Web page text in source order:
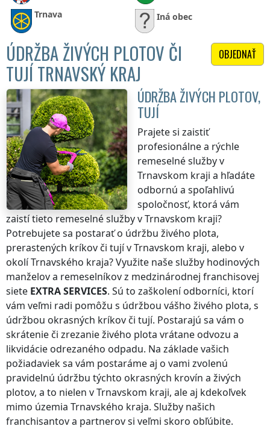
Trnava Iná obec
OBJEDNAŤ
ÚDRŽBA ŽIVÝCH PLOTOV ČI
TUJÍ TRNAVSKÝ KRAJ
ÚDRŽBA ŽIVÝCH PLOTOV,
TUJÍ
Prajete si zaistiť
profesionálne a rýchle
remeselné službyv
Trnavskom kraji a hľadáte
odbornú a spoľahlivú
spoločnosť, ktorá vám
zaistí tieto remeselné službyv Trnavskom kraji?
Potrebujete sa postarať o údržbu živého plota,
prerastených kríkov či tujív Trnavskom kraji, alebo v
okolíTrnavského kraja? Využite naše služby hodinových
manželov a remeselníkov z medzinárodnej franchisovej
siete EXTRA SERVICES. Sú to zaškolení odborníci, ktorí
vám veľmi radi pomôžu s údržbou vášho živého plota, s
údržbou okrasných kríkov či tují. Postarajú sa vám o
skrátenie či zrezanie živého plota vrátane odvozu a
likvidácie odrezaného odpadu. Na základe vašich
požiadaviek sa vám postaráme aj o vami zvolenú
pravidelnú údržbu týchto okrasných krovín a živých
plotov, a to nielen v Trnavskom kraji, ale aj kdekoľvek
mimo územia Trnavského kraja. Služby našich
franchisantov a partnerov si veľmi skoro obľúbite.